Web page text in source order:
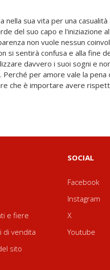
e fiere
di vendita
sito
SOCIAL
Facebook
Instagram
X
Youtube